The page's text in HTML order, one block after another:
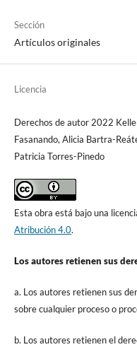
Sección
Artículos originales
Licencia
Derechos de autor 2022
Fasanando, Alicia Bartra-
Patricia Torres-Pinedo
Esta obra está bajo una
Atribución 4.0.
Los autores retienen sus
a. Los autores retienen sus
sobre cualquier proceso o
b. Los autores retienen el